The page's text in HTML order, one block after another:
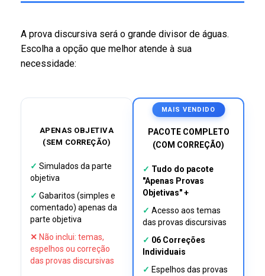
A prova discursiva será o grande divisor de águas.
Escolha a opção que melhor atende à sua
necessidade:
APENAS OBJETIVA
(SEM CORREÇÃO)
✓ Simulados da parte
objetiva
✓ Gabaritos (simples e
comentado) apenas da
parte objetiva
✕ Não inclui: temas,
espelhos ou correção
das provas discursivas
MAIS VENDIDO
PACOTE COMPLETO
(COM CORREÇÃO)
✓ Tudo do pacote
"Apenas Provas
Objetivas" +
✓ Acesso aos temas
das provas discursivas
✓ 06 Correções
Individuais
✓ Espelhos das provas